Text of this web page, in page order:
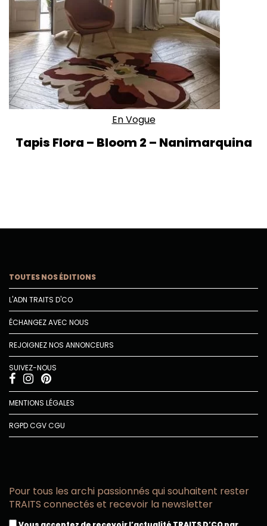
En Vogue
Tapis Flora – Bloom 2 – Nanimarquina
TOUTES NOS ÉDITIONS
L'ADN TRAITS D'CO
ÉCHANGEZ AVEC NOUS
REJOIGNEZ NOS ANNONCEURS
SUIVEZ-NOUS
MENTIONS LÉGALES
RGPDCGVCGU
Pour tous les archi passionnés qui souhaitent rester
TRAITS connectés et recevoir la newsletter